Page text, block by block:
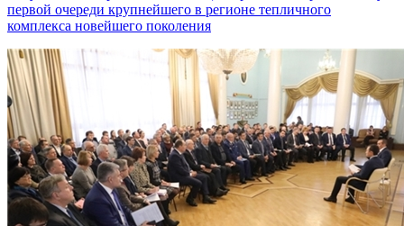
первой очереди крупнейшего в регионе тепличного
комплекса новейшего поколения